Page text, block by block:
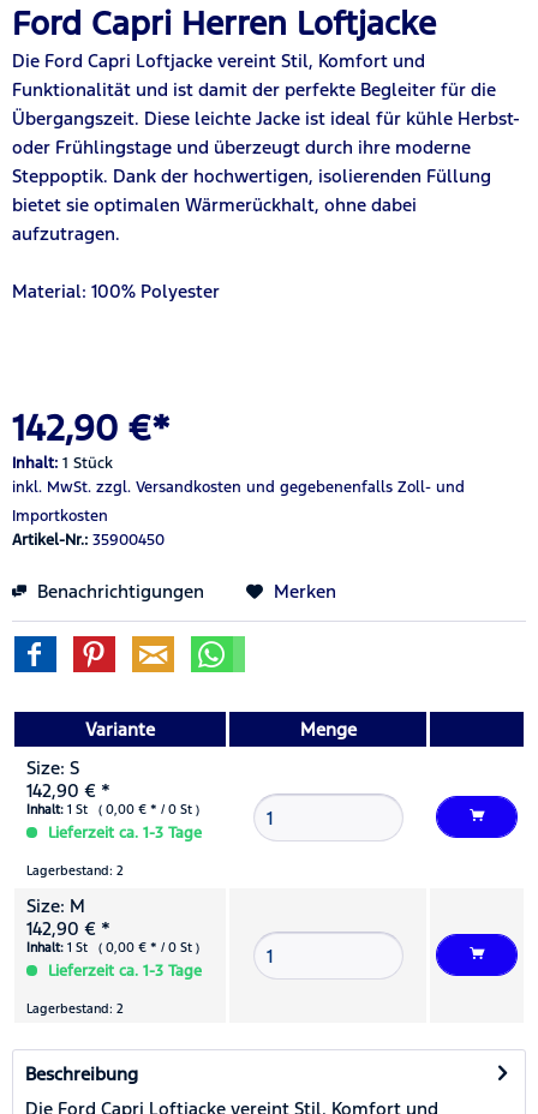
Ford Capri Herren Loftjacke
Die Ford Capri Loftjacke vereint Stil, Komfort und
Funktionalität und ist damit der perfekte Begleiter für die
Übergangszeit. Diese leichte Jacke ist ideal für kühle Herbst-
oder Frühlingstage und überzeugt durch ihre moderne
Steppoptik. Dank der hochwertigen, isolierenden Füllung
bietet sie optimalen Wärmerückhalt, ohne dabei
aufzutragen.
Material: 100% Polyester
142,90 €*
Inhalt: 1 Stück
inkl. MwSt. zzgl. Versandkosten und gegebenenfalls Zoll- und
Importkosten
Artikel-Nr.: 35900450
Benachrichtigungen Merken
Variante
Menge
Size: S
142,90 € *
Inhalt: 1 St ( 0,00 € * / 0 St )
Lieferzeit ca. 1-3 Tage
Lagerbestand: 2
Size: M
142,90 € *
Inhalt: 1 St ( 0,00 € * / 0 St )
Lieferzeit ca. 1-3 Tage
Lagerbestand: 2
Beschreibung
Die Ford Capri Loftjacke vereint Stil, Komfort und